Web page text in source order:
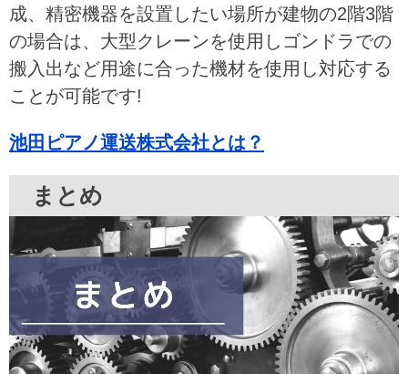
成、精密機器を設置したい場所が建物の2階3階
の場合は、大型クレーンを使用しゴンドラでの
搬入出など用途に合った機材を使用し対応する
ことが可能です!
池田ピアノ運送株式会社とは？
まとめ